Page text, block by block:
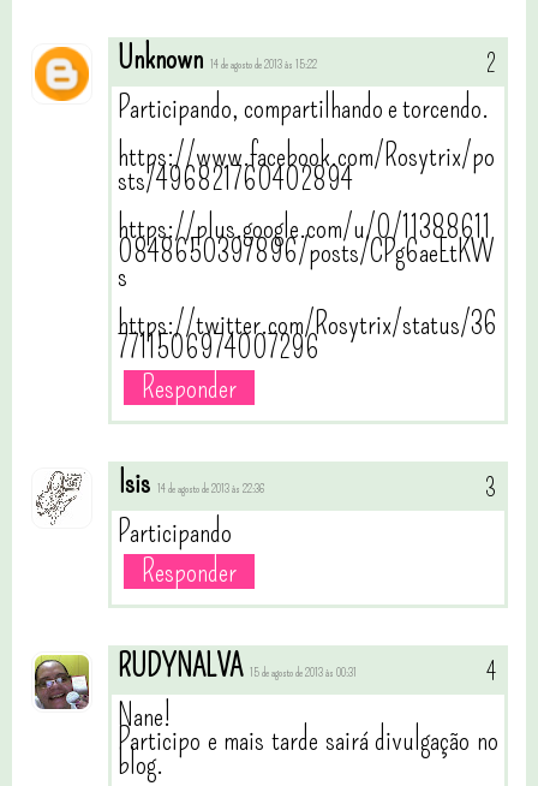
Unknown 14 de agosto de 2013 às 15:22
Participando, compartilhando e torcendo.
https://www.facebook.com/Rosytrix/po
sts/496821760402894
https://plus.google.com/u/0/11388611
0848650397896/posts/CPg6aeEtKW
s
https://twitter.com/Rosytrix/status/36
7711506974007296
Responder
Isis 14 de agosto de 2013 às 22:36
Participando
Responder
RUDYNALVA 15 de agosto de 2013 às 00:31
Nane!
Participo e mais tarde sairá divulgação no
blog.